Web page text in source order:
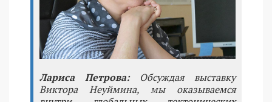
Лариса Петрова:Обсуждая выставку
Виктора Неуймина, мы оказываемся